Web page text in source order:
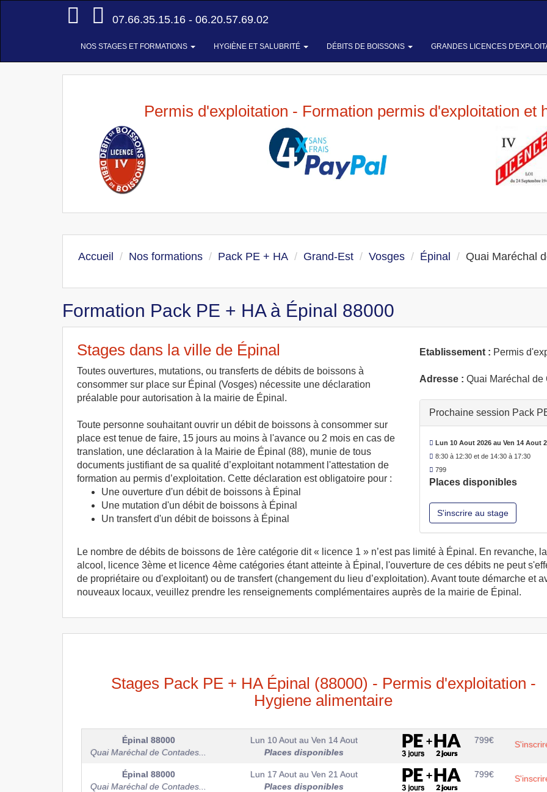
Accueil
07.66.35.15.16 - 06.20.57.69.02
NOS STAGES ET FORMATIONS HYGIÈNE ET SALUBRITÉ DÉBITS DE BOISSONS GRANDES LICENCES
Permis d'exploitation - Formation permis d'exploitation et
Accueil Nos formations Pack PE + HA Grand-Est Vosges Épinal Quai Maréchal
Formation Pack PE + HA à Épinal 88000
Stages dans la ville de Épinal
Toutes ouvertures, mutations, ou transferts de débits de boissons à
consommer sur place sur Épinal (Vosges) nécessite une déclaration
préalable pour autorisation à la mairie de Épinal.
Toute personne souhaitant ouvrir un débit de boissons à consommer sur
place est tenue de faire, 15 jours au moins à l'avance ou 2 mois en cas de
translation, une déclaration à la Mairie de Épinal (88), munie de tous
documents justifiant de sa qualité d’exploitant notamment l'attestation de
formation au permis d’exploitation. Cette déclaration est obligatoire pour :
Une ouverture d'un débit de boissons à Épinal
Une mutation d'un débit de boissons à Épinal
Un transfert d'un débit de boissons à Épinal
Etablissement : Permis
Adresse : Quai Maréchal de
Prochaine session Pack
Lun 10 Aout 2026 au Ven 14 Aout
8:30 à 12:30 et de 14:30 à 17:30
799
Places disponibles
S'inscrire au stage
Le nombre de débits de boissons de 1ère catégorie dit « licence 1 » n’est pas limité à Épinal. En revanche,
alcool, licence 3ème et licence 4ème catégories étant atteinte à Épinal, l'ouverture de ces débits ne peut
de propriétaire ou d'exploitant) ou de transfert (changement du lieu d’exploitation). Avant toute démarche et
nouveaux locaux, veuillez prendre les renseignements complémentaires auprès de la mairie de Épinal.
Stages Pack PE + HA Épinal (88000) - Permis d'exploitation -
Hygiene alimentaire
Épinal 88000
Quai Maréchal de Contades...
Lun 10 Aout au Ven 14 Aout
Places disponibles
799€
Épinal 88000
Quai Maréchal de Contades...
Lun 17 Aout au Ven 21 Aout
Places disponibles
799€